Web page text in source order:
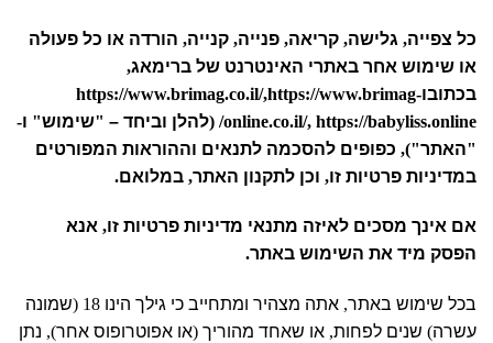
כל צפייה, גלישה, קריאה, פנייה, קנייה, הורדה או כל פעולה
או שימוש אחר באתרי האינטרנט של ברימאג,
בכתובוhttps://www.brimag.co.il/,https://www.brimag-
online.co.il/, https://babyliss.online/ (
להלן וביחד – "שימוש" ו-
"האתר"), כפופים להסכמה לתנאים וההוראות המפורטים
במדיניות פרטיות זו, וכן לתקנון האתר, במלואם.
אם אינך מסכים לאיזה מתנאי מדיניות פרטיות זו, אנא
הפסק מיד את השימוש באתר.
בכל שימוש באתר, אתה מצהיר ומתחייב כי גילך הינו 18 (
שמונה
עשרה) שנים לפחות, או שאחד מהוריך (או אפוטרופוס אחר), נתן